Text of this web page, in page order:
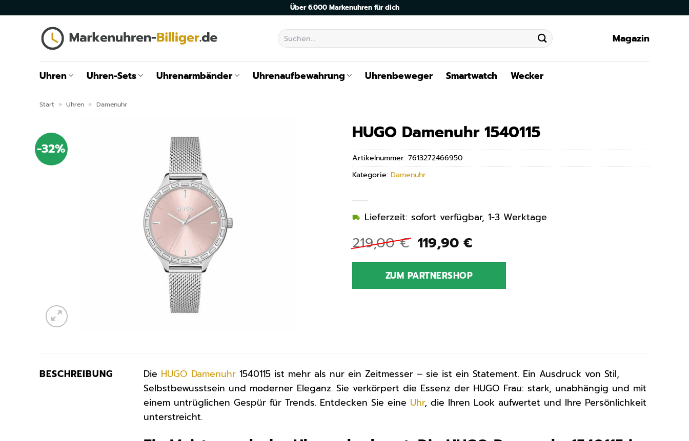
Über 6.000 Markenuhren für dich
Suchen
nach:
Magazin
Uhren Uhren-Sets Uhrenarmbänder Uhrenaufbewahrung Uhrenbeweger Smartwatch Wecker
Start » Uhren » Damenuhr
-32%
HUGO Damenuhr 1540115
219,00€ Ursprünglicher
Preis
war:
219,00 €
119,90 €Aktueller
ist:
119,90 €.
Lieferzeit: sofort verfügbar, 1-3 Werktage
ZUM PARTNERSHOP
Artikelnummer: 7613272466950
Kategorie: Damenuhr
BESCHREIBUNG Die HUGO Damenuhr 1540115 ist mehr als nur ein Zeitmesser – sie ist ein Statement. Ein Ausdruck von Stil,
Selbstbewusstsein und moderner Eleganz. Sie verkörpert die Essenz der HUGO Frau: stark, unabhängig und mit
einem untrüglichen Gespür für Trends. Entdecken Sie eine Uhr, die Ihren Look aufwertet und Ihre Persönlichkeit
unterstreicht.